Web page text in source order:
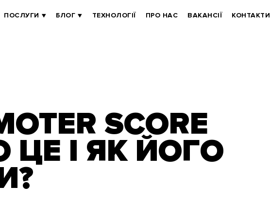
ПОСЛУГИ БЛОГ ТЕХНОЛОГІЇ ПРО НАС ВАКАНСІЇ КОНТАКТИ
SCORE
ЦЕ І ЯК ЙОГО